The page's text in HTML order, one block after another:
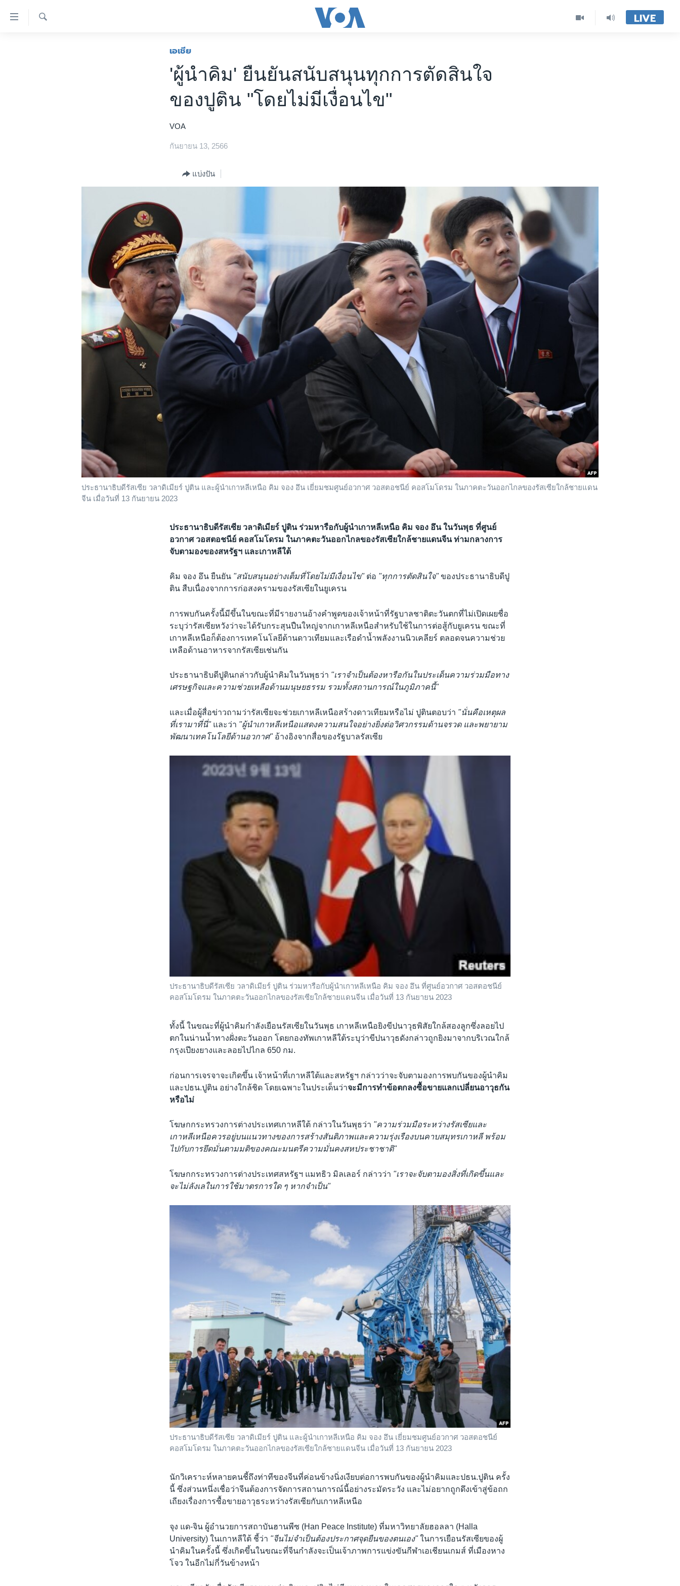
LIVE
เอเชีย
'ผู้นำคิม' ยืนยันสนับสนุนทุกการตัดสินใจ
ของปูติน "โดยไม่มีเงื่อนไข"
VOA
กันยายน 13, 2566
แบ่งปัน
ประธานาธิบดีรัสเซีย วลาดิเมียร์ ปูติน และผู้นำเกาหลีเหนือ คิม จอง อึน เยี่ยมชมศูนย์อวกาศ วอสตอชนีย์ คอสโมโดรม ในภาคตะวันออกไกลของรัสเซียใกล้ชายแดน
จีน เมื่อวันที่ 13 กันยายน 2023
ประธานาธิบดีรัสเซีย วลาดิเมียร์ ปูติน ร่วมหารือกับผู้นำเกาหลีเหนือ คิม จอง อึน ในวันพุธ ที่ศูนย์
อวกาศ วอสตอชนีย์ คอสโมโดรม ในภาคตะวันออกไกลของรัสเซียใกล้ชายแดนจีน ท่ามกลางการ
จับตามองของสหรัฐฯ และเกาหลีใต้
คิม จอง อึน ยืนยัน "สนับสนุนอย่างเต็มที่โดยไม่มีเงื่อนไข"ต่อ "ทุกการตัดสินใจ"ของประธานาธิบดีปู
ติน สืบเนื่องจากการก่อสงครามของรัสเซียในยูเครน
การพบกันครั้งนี้มีขึ้นในขณะที่มีรายงานอ้างคำพูดของเจ้าหน้าที่รัฐบาลชาติตะวันตกที่ไม่เปิดเผยชื่อ
ระบุว่ารัสเซียหวังว่าจะได้รับกระสุนปืนใหญ่จากเกาหลีเหนือสำหรับใช้ในการต่อสู้กับยูเครน ขณะที่
เกาหลีเหนือก็ต้องการเทคโนโลยีด้านดาวเทียมและเรือดำน้ำพลังงานนิวเคลียร์ ตลอดจนความช่วย
เหลือด้านอาหารจากรัสเซียเช่นกัน
ประธานาธิบดีปูตินกล่าวกับผู้นำคิมในวันพุธว่า "เราจำเป็นต้องหารือกันในประเด็นความร่วมมือทาง
เศรษฐกิจและความช่วยเหลือด้านมนุษยธรรม รวมทั้งสถานการณ์ในภูมิภาคนี้"
และเมื่อผู้สื่อข่าวถามว่ารัสเซียจะช่วยเกาหลีเหนือสร้างดาวเทียมหรือไม่ ปูตินตอบว่า "นั่นคือเหตุผล
ที่เรามาที่นี่"และว่า "ผู้นำเกาหลีเหนือแสดงความสนใจอย่างยิ่งต่อวิศวกรรมด้านจรวด และพยายาม
พัฒนาเทคโนโลยีด้านอวกาศ"อ้างอิงจากสื่อของรัฐบาลรัสเซีย
ประธานาธิบดีรัสเซีย วลาดิเมียร์ ปูติน ร่วมหารือกับผู้นำเกาหลีเหนือ คิม จอง อึน ที่ศูนย์อวกาศ วอสตอชนีย์
คอสโมโดรม ในภาคตะวันออกไกลของรัสเซียใกล้ชายแดนจีน เมื่อวันที่ 13 กันยายน 2023
ทั้งนี้ ในขณะที่ผู้นำคิมกำลังเยือนรัสเซียในวันพุธ เกาหลีเหนือยิงขีปนาวุธพิสัยใกล้สองลูกซึ่งลอยไป
ตกในน่านน้ำทางฝั่งตะวันออก โดยกองทัพเกาหลีใต้ระบุว่าขีปนาวุธดังกล่าวถูกยิงมาจากบริเวณใกล้
กรุงเปียงยางและลอยไปไกล 650 กม.
ก่อนการเจรจาจะเกิดขึ้น เจ้าหน้าที่เกาหลีใต้และสหรัฐฯ กล่าวว่าจะจับตามองการพบกันของผู้นำคิม
และปธน.ปูติน อย่างใกล้ชิด โดยเฉพาะในประเด็นว่าจะมีการทำข้อตกลงซื้อขายแลกเปลี่ยนอาวุธกัน
หรือไม่
โฆษกกระทรวงการต่างประเทศเกาหลีใต้ กล่าวในวันพุธว่า "ความร่วมมือระหว่างรัสเซียและ
เกาหลีเหนือควรอยู่บนแนวทางของการสร้างสันติภาพและความรุ่งเรืองบนคาบสมุทรเกาหลี พร้อม
ไปกับการยึดมั่นตามมติของคณะมนตรีความมั่นคงสหประชาชาติ"
โฆษกกระทรวงการต่างประเทศสหรัฐฯ แมทธิว มิลเลอร์ กล่าวว่า "เราจะจับตามองสิ่งที่เกิดขึ้นและ
จะไม่ลังเลในการใช้มาตรการใด ๆ หากจำเป็น"
ประธานาธิบดีรัสเซีย วลาดิเมียร์ ปูติน และผู้นำเกาหลีเหนือ คิม จอง อึน เยี่ยมชมศูนย์อวกาศ วอสตอชนีย์
คอสโมโดรม ในภาคตะวันออกไกลของรัสเซียใกล้ชายแดนจีน เมื่อวันที่ 13 กันยายน 2023
นักวิเคราะห์หลายคนชี้ถึงท่าทีของจีนที่ค่อนข้างนิ่งเงียบต่อการพบกันของผู้นำคิมและปธน.ปูติน ครั้ง
นี้ ซึ่งส่วนหนึ่งเชื่อว่าจีนต้องการจัดการสถานการณ์นี้อย่างระมัดระวัง และไม่อยากถูกดึงเข้าสู่ข้อถก
เถียงเรื่องการซื้อขายอาวุธระหว่างรัสเซียกับเกาหลีเหนือ
จุง แด-จิน ผู้อำนวยการสถาบันฮานพีซ (Han Peace Institute) ที่มหาวิทยาลัยฮอลลา (Halla
University) ในเกาหลีใต้ ชี้ว่า "จีนไม่จำเป็นต้องประกาศจุดยืนของตนเอง"ในการเยือนรัสเซียของผู้
นำคิมในครั้งนี้ ซึ่งเกิดขึ้นในขณะที่จีนกำลังจะเป็นเจ้าภาพการแข่งขันกีฬาเอเชียนเกมส์ ที่เมืองหาง
โจว ในอีกไม่กี่วันข้างหน้า